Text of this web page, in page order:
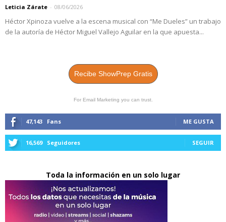
Leticia Zárate - 08/06/2026
Héctor Xpinoza vuelve a la escena musical con “Me Dueles” un trabajo
de la autoría de Héctor Miguel Vallejo Aguilar en la que apuesta...
Recibe ShowPrep Gratis
For Email Marketing you can trust.
47,143 Fans ME GUSTA
16,569 Seguidores SEGUIR
Toda la información en un solo lugar